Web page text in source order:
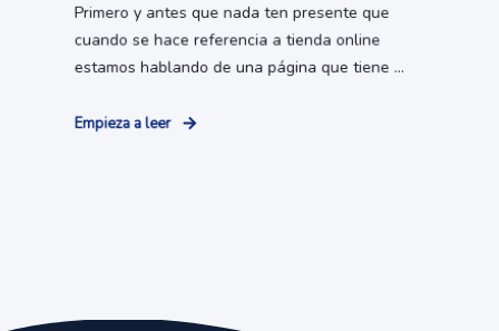
Primero y antes que nada ten presente que
cuando se hace referencia a tienda online
estamos hablando de una página que tiene ...
Empieza a leer